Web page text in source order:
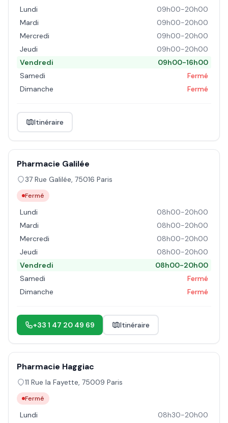
Lundi
09h00-20h00
Mardi
09h00-20h00
Mercredi
09h00-20h00
Jeudi
09h00-20h00
Vendredi
09h00-16h00
Samedi
Fermé
Dimanche
Fermé
Itinéraire
Pharmacie Galilée
37 Rue Galilée, 75016 Paris
Fermé
Lundi
08h00-20h00
Mardi
08h00-20h00
Mercredi
08h00-20h00
Jeudi
08h00-20h00
Vendredi
08h00-20h00
Samedi
Fermé
Dimanche
Fermé
+33 1 47 20 49 69 Itinéraire
Pharmacie Haggiac
11 Rue la Fayette, 75009 Paris
Fermé
Lundi
08h30-20h00